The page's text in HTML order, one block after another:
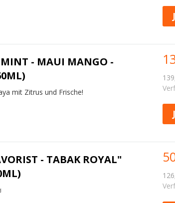
- MAUI MANGO -
mit Zitrus und Frische!
- TABAK ROYAL"